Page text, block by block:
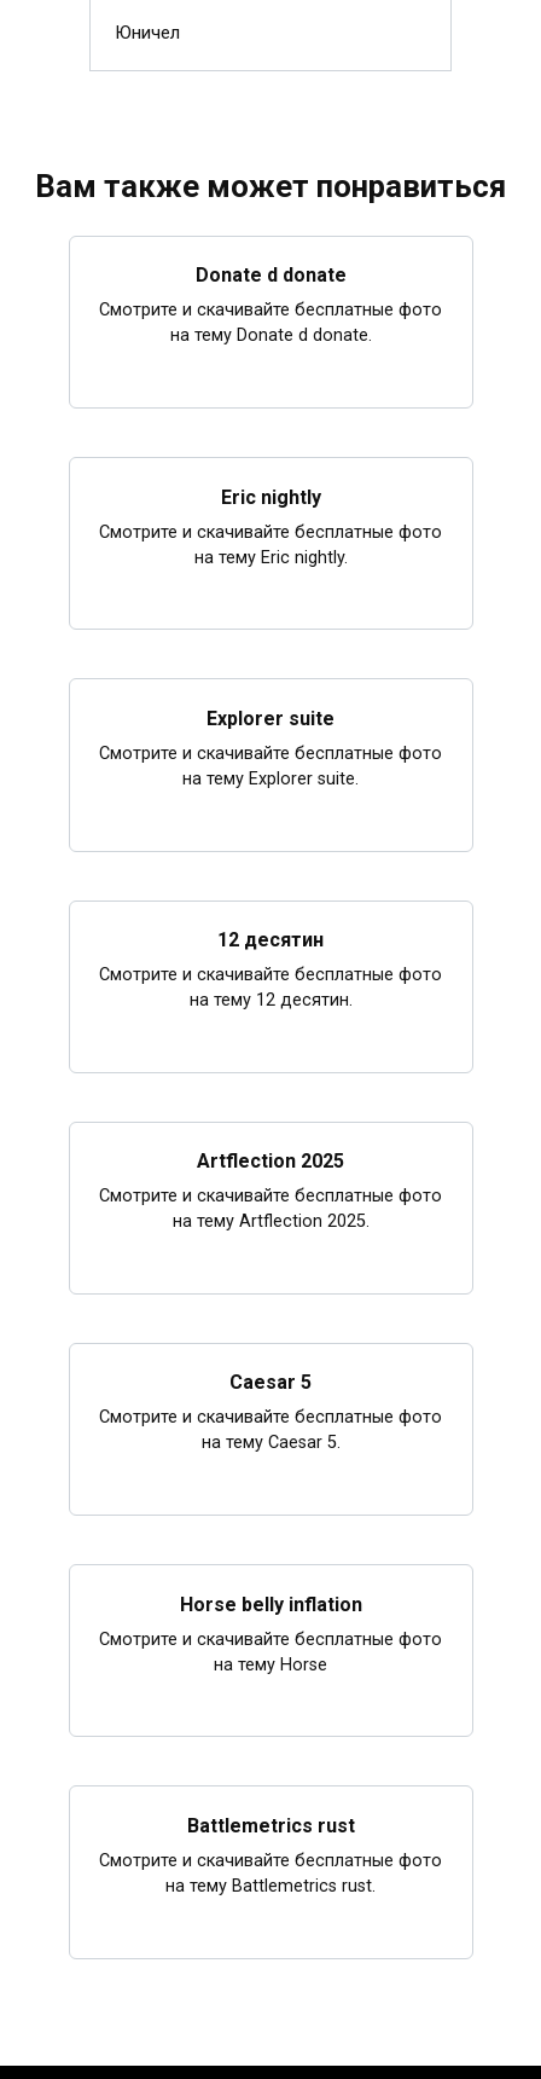
Юничел
Вам также может понравиться
Donate d donate
Смотрите и скачивайте бесплатные фото
на тему Donate d donate.
Eric nightly
Смотрите и скачивайте бесплатные фото
на тему Eric nightly.
Explorer suite
Смотрите и скачивайте бесплатные фото
на тему Explorer suite.
12 десятин
Смотрите и скачивайте бесплатные фото
на тему 12 десятин.
Artflection 2025
Смотрите и скачивайте бесплатные фото
на тему Artflection 2025.
Caesar 5
Смотрите и скачивайте бесплатные фото
на тему Caesar 5.
Horse belly inflation
Смотрите и скачивайте бесплатные фото
на тему Horse
Battlemetrics rust
Смотрите и скачивайте бесплатные фото
на тему Battlemetrics rust.